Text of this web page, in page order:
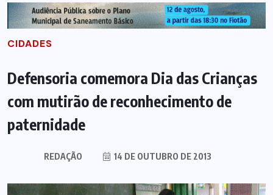
CIDADES
Defensoria comemora Dia das Crianças
com mutirão de reconhecimento de
paternidade
REDAÇÃO 14 DE OUTUBRO DE 2013